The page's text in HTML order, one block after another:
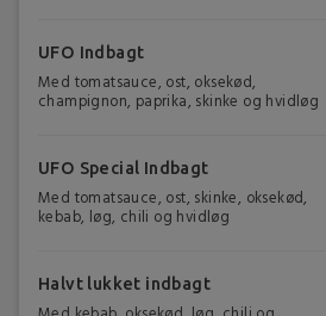
UFO Indbagt
Med tomatsauce, ost, oksekød,
champignon, paprika, skinke og hvidløg
UFO Special Indbagt
Med tomatsauce, ost, skinke, oksekød,
kebab, løg, chili og hvidløg
Halvt lukket indbagt